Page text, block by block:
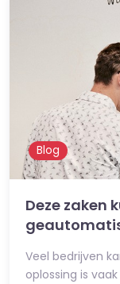
Blog
Deze zaken
Veel bedrijven
oplossing is